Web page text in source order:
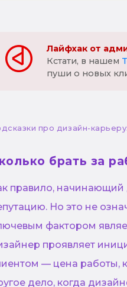
Лайфхак от
Кстати, в нашем
пуши о новых
про дизайн-карьеру:
брать за
правило, начинающий
Но это не
фактором
проявляет
— цена работы,
дело, когда